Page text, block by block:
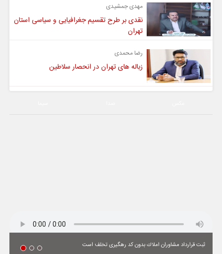
مهدی جمشیدی
نقدی بر طرح تقسیم جغرافیایی و سیاسی استان
تهران
رضا محمدی
زباله های تهران در انحصار سلاطین
ثبت قرارداد مشاوران املاك بدون كد رهگیری تخلف است